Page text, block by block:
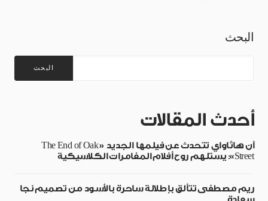
البحث
البحث
أحدث المقالات
آن هاثاواي تتحدث عن فيلمها الجديد «The End of Oak
Street»: يستلهم روح أفلام المغامرات الكلاسيكية
ريم مصطفى تتألق بإطلالة ساحرة بالأسود من تصميم نجا